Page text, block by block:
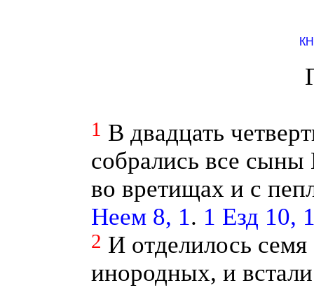
1 В двадцать
собрались все
во вретищах и с
Неем 8, 1. 1 Езд 10,
2 И отделилось
инородных, и